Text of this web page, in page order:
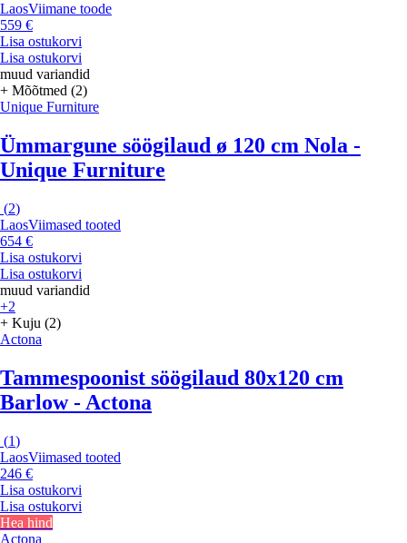
LaosViimane toode
559 €
Lisa ostukorvi
Lisa ostukorvi
muud variandid
+ Mõõtmed (2)
Unique Furniture
Ümmargune söögilaud ø 120 cm Nola -
Unique Furniture
(2)
LaosViimased tooted
654 €
Lisa ostukorvi
Lisa ostukorvi
muud variandid
+2
+ Kuju (2)
Actona
Tammespoonist söögilaud 80x120 cm
Barlow - Actona
(1)
LaosViimased tooted
246 €
Lisa ostukorvi
Lisa ostukorvi
Hea hind
Actona